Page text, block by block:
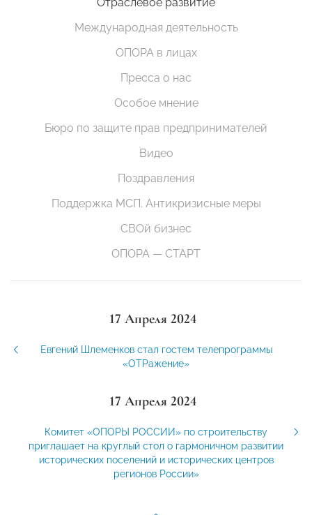
Международная деятельность
ОПОРА в лицах
Пресса о нас
Особое мнение
Бюро по защите прав предпринимателей
Видео
Поздравления
Поддержка МСП. Антикризисные меры
СВОй бизнес
ОПОРА — СТАРТ
17 Апреля 2024
Евгений Шлеменков стал гостем телепрограммы
«ОТРажение»
17 Апреля 2024
Комитет «ОПОРЫ РОССИИ» по строительству
приглашает на круглый стол о гармоничном развитии
исторических поселений и исторических центров
регионов России»